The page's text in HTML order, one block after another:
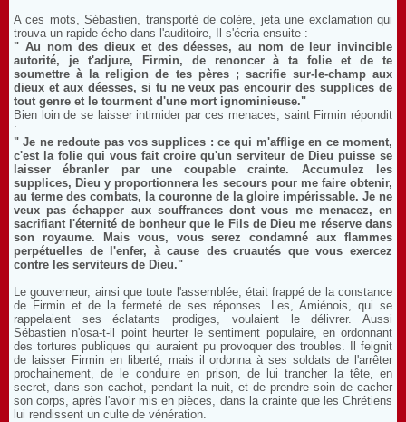
A ces mots, Sébastien, transporté de colère, jeta une exclamation qui
trouva un rapide écho dans l'auditoire, Il s'écria ensuite :
" Au nom des dieux et des déesses, au nom de leur invincible
autorité, je t'adjure, Firmin, de renoncer à ta folie et de te
soumettre à la religion de tes pères ; sacrifie sur-le-champ aux
dieux et aux déesses, si tu ne veux pas encourir des supplices de
tout genre et le tourment d'une mort ignominieuse."
Bien loin de se laisser intimider par ces menaces, saint Firmin répondit
:
" Je ne redoute pas vos supplices : ce qui m'afflige en ce moment,
c'est la folie qui vous fait croire qu'un serviteur de Dieu puisse se
laisser ébranler par une coupable crainte. Accumulez les
supplices, Dieu y proportionnera les secours pour me faire obtenir,
au terme des combats, la couronne de la gloire impérissable. Je ne
veux pas échapper aux souffrances dont vous me menacez, en
sacrifiant l'éternité de bonheur que le Fils de Dieu me réserve dans
son royaume. Mais vous, vous serez condamné aux flammes
perpétuelles de l'enfer, à cause des cruautés que vous exercez
contre les serviteurs de Dieu."
Le gouverneur, ainsi que toute l'assemblée, était frappé de la constance
de Firmin et de la fermeté de ses réponses. Les, Amiénois, qui se
rappelaient ses éclatants prodiges, voulaient le délivrer. Aussi
Sébastien n'osa-t-il point heurter le sentiment populaire, en ordonnant
des tortures publiques qui auraient pu provoquer des troubles. Il feignit
de laisser Firmin en liberté, mais il ordonna à ses soldats de l'arrêter
prochainement, de le conduire en prison, de lui trancher la tête, en
secret, dans son cachot, pendant la nuit, et de prendre soin de cacher
son corps, après l'avoir mis en pièces, dans la crainte que les Chrétiens
lui rendissent un culte de vénération.